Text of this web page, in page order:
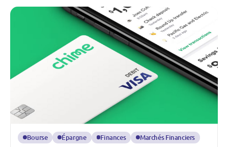
Bourse Épargne Finances Marchés Financiers